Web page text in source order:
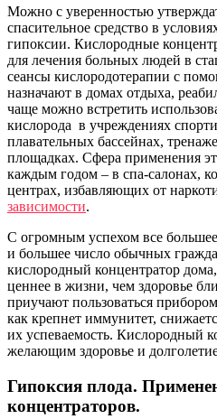
Можно с уверенностью
спасительное средство в
гипоксии. Кислородные
для лечения больных людей в
сеансы кислородотерапии с
назначают в домах отдыха,
чаще можно встретить
кислорода в учреждениях
плавательных бассейнах,
площадках. Сфера применения
каждым годом – в спа-салонах,
центрах, избавляющих от
зависимости.
С огромным успехом все большее
и большее число обычных
кислородный концентратор
ценнее в жизни, чем здоровье
приучают пользоваться
как крепнет иммунитет,
их успеваемость. Кислородный
желающим здоровье и
Гипоксия плода.
концентраторов.